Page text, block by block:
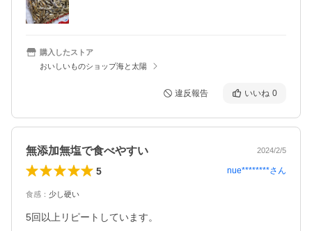
購入したストア
おいしいものショップ海と太陽
違反報告 いいね 0
無添加無塩で食べやすい 2024/2/5
5 nue********さん
食感 ： 少し硬い
5回以上リピートしています。